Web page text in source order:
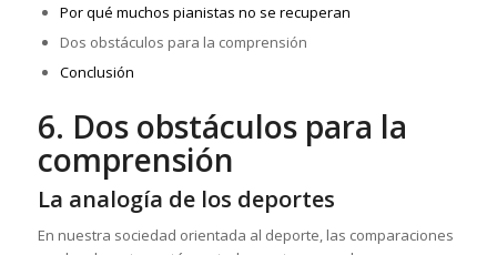
Por qué muchos pianistas no se recuperan
Dos obstáculos para la comprensión
Conclusión
6. Dos obstáculos para la
comprensión
La analogía de los deportes
En nuestra sociedad orientada al deporte, las comparaciones